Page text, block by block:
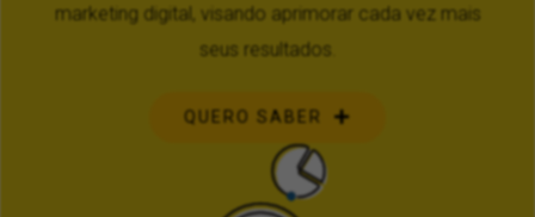
marketing digital, visando aprimorar cada vez mais
seus resultados.
QUERO SABER